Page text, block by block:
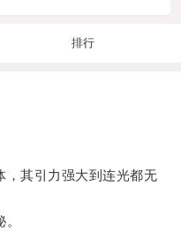
排行
其引力强大到连光都无